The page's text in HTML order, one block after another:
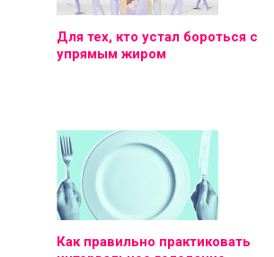
Для тех, кто устал бороться с
упрямым жиром
Как правильно практиковать